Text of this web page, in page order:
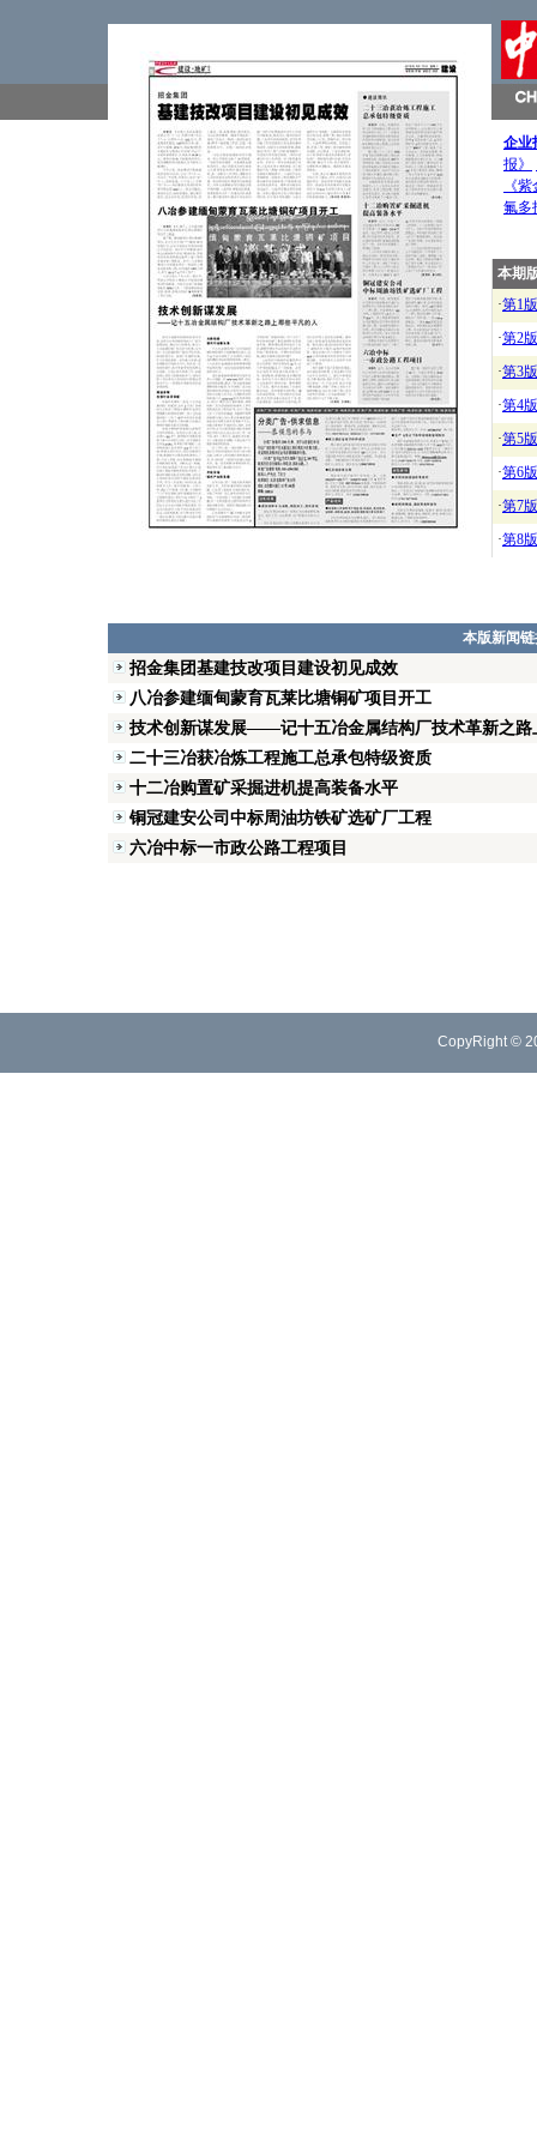
企业
报》
《
氟多
本期
·第1版
·第2版
·第3版
·第4版
·第5版
·第6版
·第7版
·第8版
本版新闻
招金集团基建技改项目建设初见成效
八冶参建缅甸蒙育瓦莱比塘铜矿项目开工
技术创新谋发展——记十五冶金属结构厂技术革新之路
二十三冶获冶炼工程施工总承包特级资质
十二冶购置矿采掘进机提高装备水平
铜冠建安公司中标周油坊铁矿选矿厂工程
六冶中标一市政公路工程项目
CopyRight ©